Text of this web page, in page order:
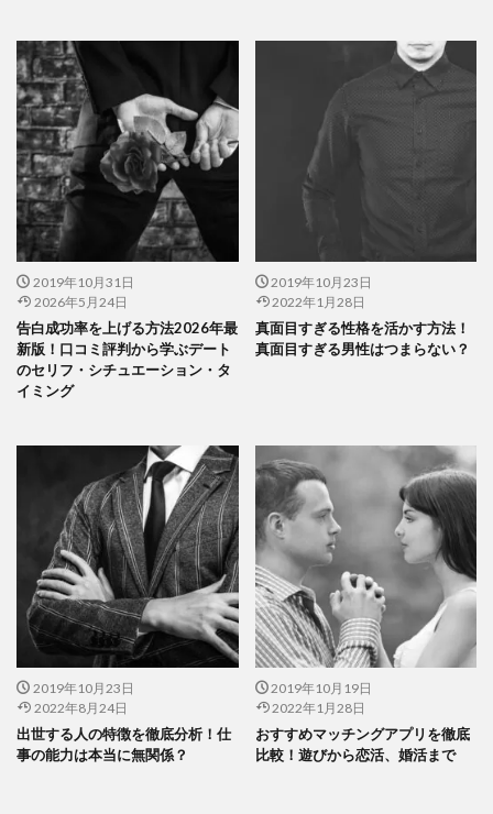
2019年10月31日
2026年5月24日
告白成功率を上げる方法2026年最
新版！口コミ評判から学ぶデート
のセリフ・シチュエーション・タ
イミング
2019年10月23日
2022年1月28日
真面目すぎる性格を活かす方法！
真面目すぎる男性はつまらない？
2019年10月23日
2022年8月24日
出世する人の特徴を徹底分析！仕
事の能力は本当に無関係？
2019年10月19日
2022年1月28日
おすすめマッチングアプリを徹底
比較！遊びから恋活、婚活まで